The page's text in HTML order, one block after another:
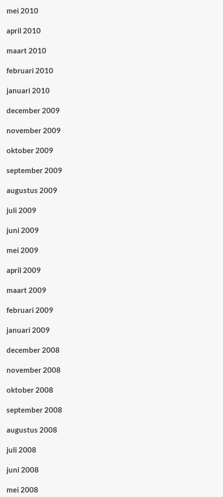
mei 2010
april 2010
maart 2010
februari 2010
januari 2010
december 2009
november 2009
oktober 2009
september 2009
augustus 2009
juli 2009
juni 2009
mei 2009
april 2009
maart 2009
februari 2009
januari 2009
december 2008
november 2008
oktober 2008
september 2008
augustus 2008
juli 2008
juni 2008
mei 2008